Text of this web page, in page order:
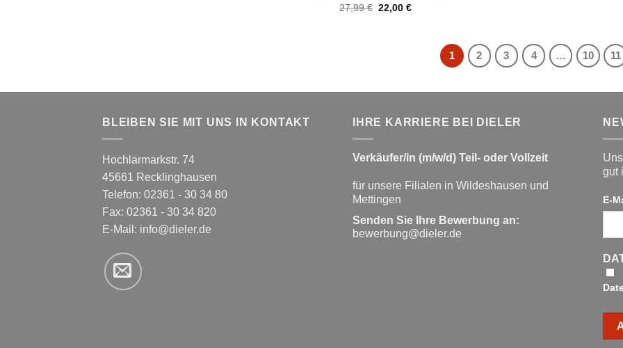
27,99€ Ursprünglicher
22,00€Aktueller
1 2 3 4 … 10 11
BLEIBEN SIE MIT UNS IN KONTAKT
Hochlarmarkstr. 74
45661 Recklinghausen
Telefon: 02361 - 30 34 80
Fax: 02361 - 30 34 820
E-Mail: info@dieler.de
IHRE KARRIERE BEI DIELER
Verkäufer/in (m/w/d) Teil- oder Vollzeit
für unsere Filialen in Wildeshausen und
Mettingen
Senden Sie Ihre Bewerbung an:
bewerbung@dieler.de
gut
E-